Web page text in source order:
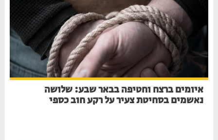
איומים ברצח וחטיפה בבאר שבע: שלושה
נאשמים בסחיטת צעיר על רקע חוב כספי